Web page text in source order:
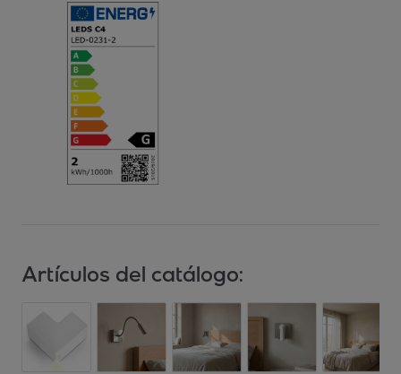
Artículos del catálogo: